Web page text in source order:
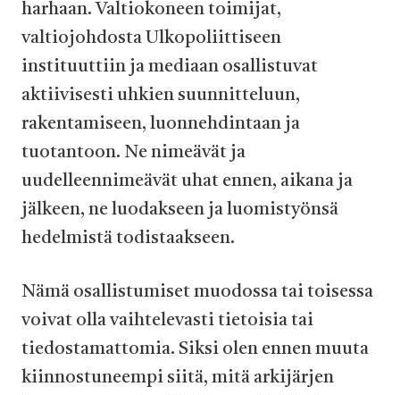
harhaan. Valtiokoneen toimijat,
valtiojohdosta Ulkopoliittiseen
instituuttiin ja mediaan osallistuvat
aktiivisesti uhkien suunnitteluun,
rakentamiseen, luonnehdintaan ja
tuotantoon. Ne nimeävät ja
uudelleennimeävät uhat ennen, aikana ja
jälkeen, ne luodakseen ja luomistyönsä
hedelmistä todistaakseen.
Nämä osallistumiset muodossa tai toisessa
voivat olla vaihtelevasti tietoisia tai
tiedostamattomia. Siksi olen ennen muuta
kiinnostuneempi siitä, mitä arkijärjen